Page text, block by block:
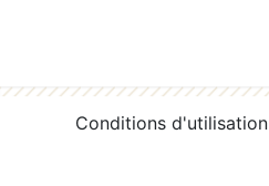
Conditions d'utilisation